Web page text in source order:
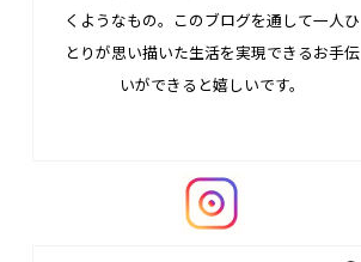
くようなもの。このブログを通して一人ひ
とりが思い描いた生活を実現できるお手伝
いができると嬉しいです。